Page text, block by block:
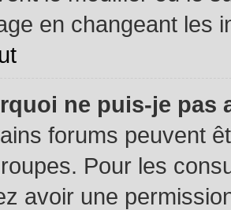
en changeant les
ne puis-je pas
forums peuvent
Pour les
avoir une